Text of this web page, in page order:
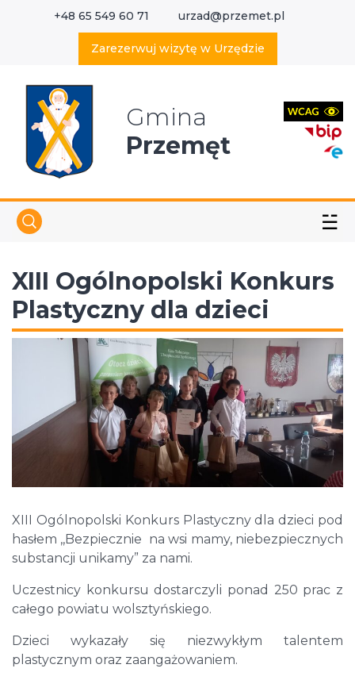
+48 65 549 60 71 urzad@przemet.pl
Zarezerwuj wizytę w Urzędzie
Gmina
Przemęt
☱
XIII Ogólnopolski Konkurs
Plastyczny dla dzieci
XIII Ogólnopolski Konkurs Plastyczny dla dzieci pod
hasłem ,,Bezpiecznie na wsi mamy, niebezpiecznych
substancji unikamy” za nami.
Uczestnicy konkursu dostarczyli ponad 250 prac z
całego powiatu wolsztyńskiego.
Dzieci wykazały się niezwykłym talentem
plastycznym oraz zaangażowaniem.
Wyszukaj w serwisie